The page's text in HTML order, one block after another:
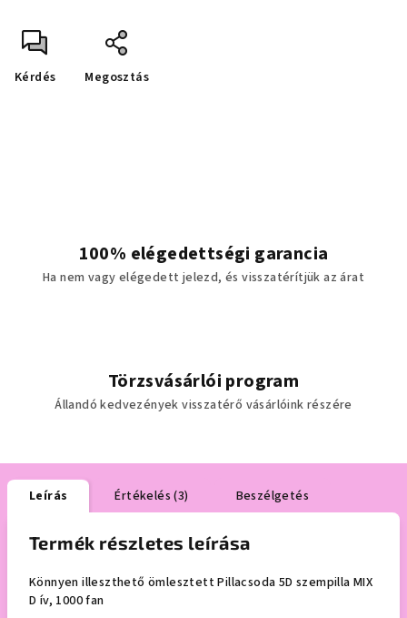
Kérdés Megosztás
100% elégedettségi garancia
Ha nem vagy elégedett jelezd, és visszatérítjük az árat
Törzsvásárlói program
Állandó kedvezények visszatérő vásárlóink részére
Leírás Értékelés (3) Beszélgetés
Termék részletes leírása
Könnyen illeszthető ömlesztett Pillacsoda 5D szempilla MIX
D ív, 1000 fan